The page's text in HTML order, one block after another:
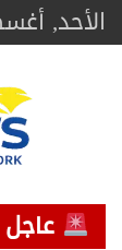
Skip
toالأحد, أغسطس
شبكة باز